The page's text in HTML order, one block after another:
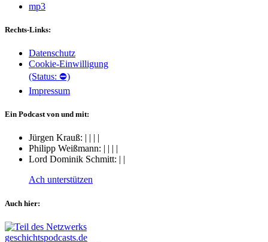
mp3
Rechts-Links:
Datenschutz
Cookie-Einwilligung
(Status: ⛔)
Impressum
Ein Podcast von und mit:
Jürgen Krauß:
Philipp Weißmann:
Lord Dominik Schmitt:
Ach unterstützen
Auch hier: